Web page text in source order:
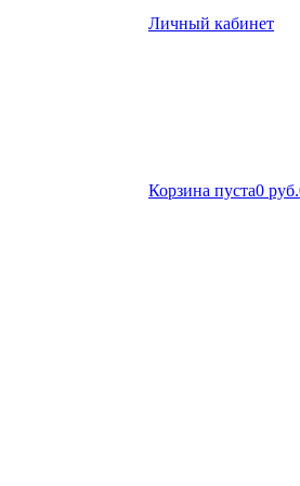
Личный кабинет
Корзина пуста0 руб.